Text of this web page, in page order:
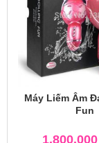
Máy Liếm Âm
Fun
1.800.000